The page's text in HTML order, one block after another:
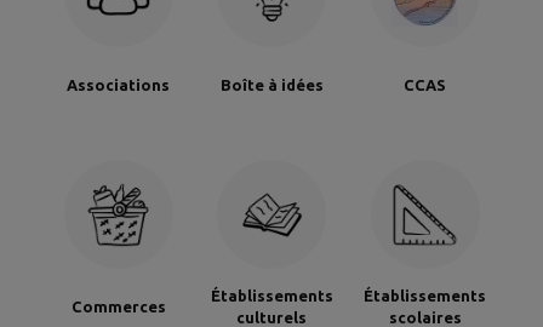
Associations Boîte à idées CCAS
Commerces
Établissements
culturels
Établissements
scolaires